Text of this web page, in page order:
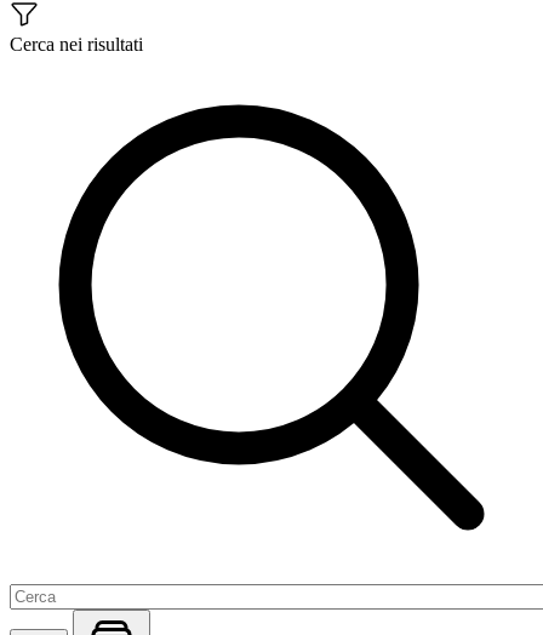
Cerca nei risultati